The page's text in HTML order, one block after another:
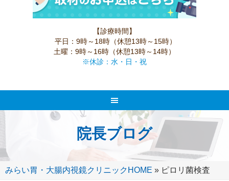
【診療時間】
平日：9時～18時（休憩13時～15時）
土曜：9時～16時（休憩13時～14時）
※休診：水・日・祝
院長ブログ
みらい胃・大腸内視鏡クリニックHOME » ピロリ菌検査